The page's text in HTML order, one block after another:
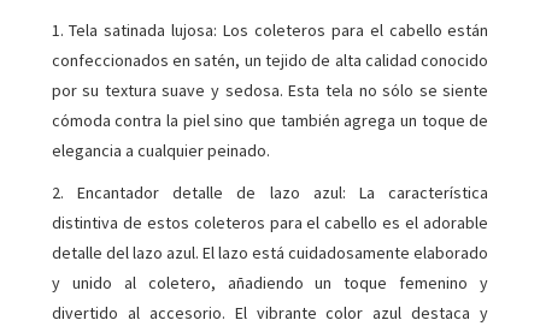
1. Tela satinada lujosa: Los coleteros para el cabello están
confeccionados en satén, un tejido de alta calidad conocido
por su textura suave y sedosa. Esta tela no sólo se siente
cómoda contra la piel sino que también agrega un toque de
elegancia a cualquier peinado.
2. Encantador detalle de lazo azul: La característica
distintiva de estos coleteros para el cabello es el adorable
detalle del lazo azul. El lazo está cuidadosamente elaborado
y unido al coletero, añadiendo un toque femenino y
divertido al accesorio. El vibrante color azul destaca y